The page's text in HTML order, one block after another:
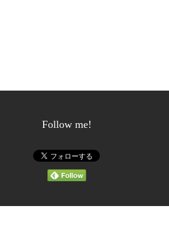
Follow me!